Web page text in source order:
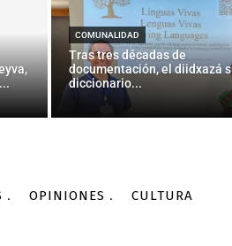
COMUNALIDAD
Tras tres décadas de
documentación, el diidxazá
diccionario...
OPINIONES CULTURA
- 05/09/2016